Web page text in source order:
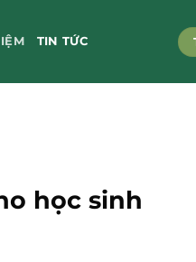
TIN TỨC
học sinh